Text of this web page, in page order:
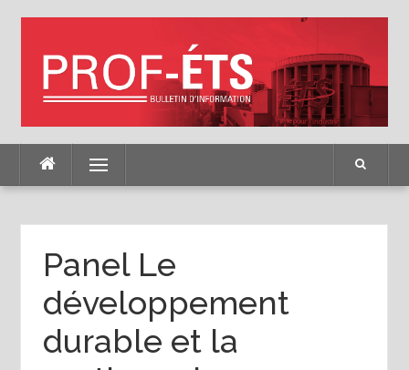
Menu
Panel Le
développement
durable et la